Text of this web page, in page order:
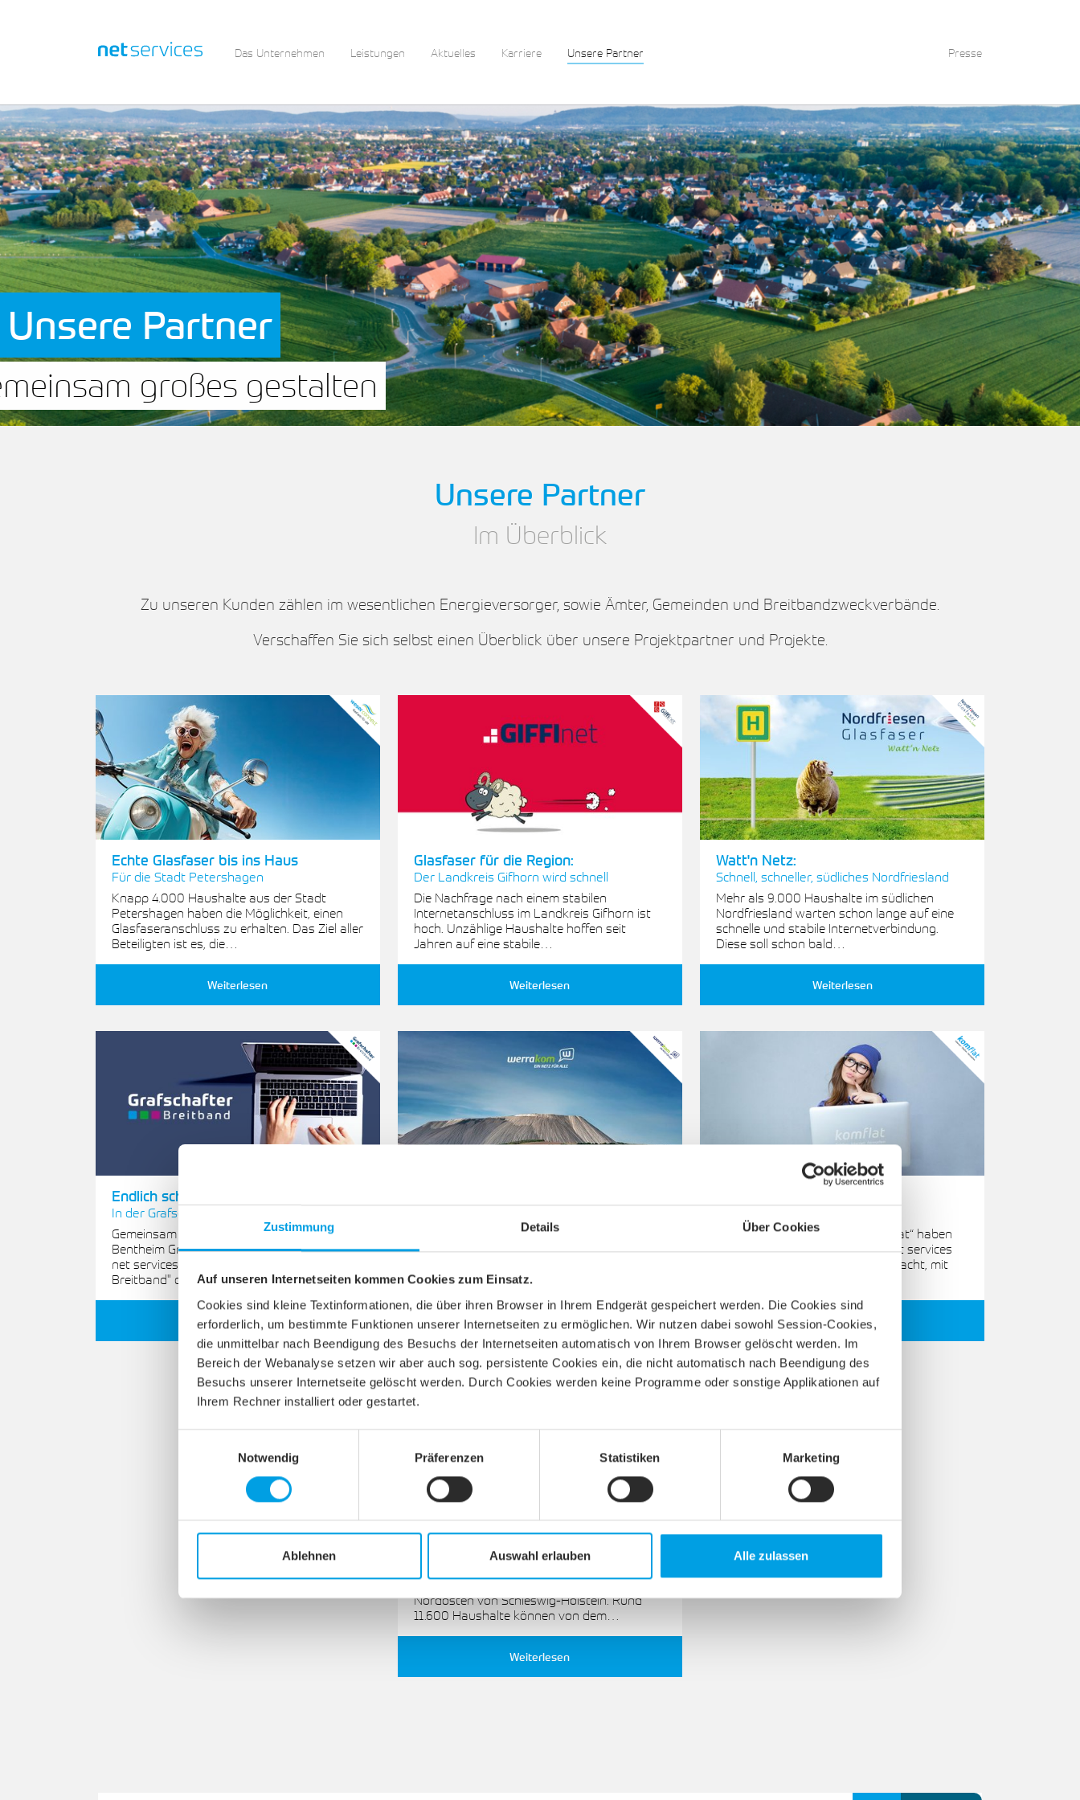
Zustimmung Details Über Cookies
Auf unseren Internetseiten kommen Cookies zum Einsatz.
Cookies sind kleine Textinformationen, die über ihren Browser in Ihrem Endgerät gespeichert werden. Die Cookies sind
erforderlich, um bestimmte Funktionen unserer Internetseiten zu ermöglichen. Wir nutzen dabei sowohl Session-Cookies,
die unmittelbar nach Beendigung des Besuchs der Internetseiten automatisch von Ihrem Browser gelöscht werden. Im
Bereich der Webanalyse setzen wir aber auch sog. persistente Cookies ein, die nicht automatisch nach Beendigung des
Besuchs unserer Internetseite gelöscht werden. Durch Cookies werden keine Programme oder sonstige Applikationen auf
Ihrem Rechner installiert oder gestartet.
Notwendig
Präferenzen Statistiken Marketing
Ablehnen Auswahl erlauben Alle zulassen
Zum Hauptinhalt springen
Das Unternehmen Leistungen Aktuelles Karriere Unsere Partner Presse
Unsere Partner
Gemeinsam großes gestalten
Unsere Partner
Im Überblick
Zu unseren Kunden zählen im wesentlichen Energieversorger, sowie Ämter, Gemeinden und Breitbandzweckverbände.
Verschaffen Sie sich selbst einen Überblick über unsere Projektpartner und Projekte.
Echte Glasfaser bis ins Haus
Für die Stadt Petershagen
Knapp 4.000 Haushalte aus der Stadt
Petershagen haben die Möglichkeit, einen
Glasfaseranschluss zu erhalten. Das Ziel aller
Beteiligten ist es, die…
Weiterlesen
Glasfaser für die Region:
Der Landkreis Gifhorn wird schnell
Die Nachfrage nach einem stabilen
Internetanschluss im Landkreis Gifhorn ist
hoch. Unzählige Haushalte hoffen seit
Jahren auf eine stabile…
Weiterlesen
Watt'n Netz:
Schnell, schneller, südliches Nordfriesland
Mehr als 9.000 Haushalte im südlichen
Nordfriesland warten schon lange auf eine
schnelle und stabile Internetverbindung.
Diese soll schon bald…
Weiterlesen
Endlich schneller surfen
In der Grafschaft Bentheim
Gemeinsam mit der Breitband Grafschaft
Bentheim GmbH & Co. KG (BGB) bringt die
net services, unter der Marke "Grafschafter
Breitband" das schnelle…
Weiterlesen
Unter der Marke "werrakom" bringt die net
services das schnelle Internet nach Heringen
dem flächendeckenden…
Weiterlesen
Unter dem Markennamen „komflat“ haben
es sich die Gemeinden und die net services
GmbH & Co. KG zur Aufgabe gemacht, mit
Weiterlesen
Ein Netz für alle
Im nordöstlichen Schleswig-Holstein
"Fiete.Net" das schnelle Internet in den
Nordosten von Schleswig-Holstein. Rund
11.600 Haushalte können von dem…
Weiterlesen